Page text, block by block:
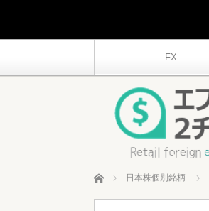
FX
ホーム 日本株個別銘柄